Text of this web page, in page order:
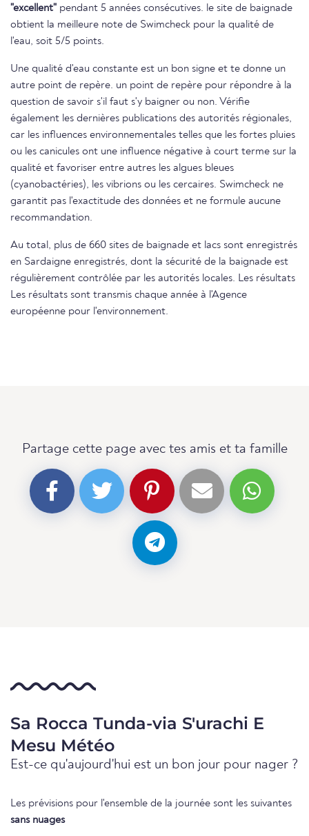
"excellent" pendant 5 années consécutives. le site de baignade
obtient la meilleure note de Swimcheck pour la qualité de
l'eau, soit 5/5 points.
Une qualité d'eau constante est un bon signe et te donne un
autre point de repère. un point de repère pour répondre à la
question de savoir s'il faut s'y baigner ou non. Vérifie
également les dernières publications des autorités régionales,
car les influences environnementales telles que les fortes pluies
ou les canicules ont une influence négative à court terme sur la
qualité et favoriser entre autres les algues bleues
(cyanobactéries), les vibrions ou les cercaires. Swimcheck ne
garantit pas l'exactitude des données et ne formule aucune
recommandation.
Au total, plus de 660 sites de baignade et lacs sont enregistrés
en Sardaigne enregistrés, dont la sécurité de la baignade est
régulièrement contrôlée par les autorités locales. Les résultats
Les résultats sont transmis chaque année à l'Agence
européenne pour l'environnement.
Partage cette page avec tes amis et ta famille
Sa Rocca Tunda-via S'urachi E
Mesu Météo
Est-ce qu'aujourd'hui est un bon jour pour nager ?
Les prévisions pour l'ensemble de la journée sont les suivantes
sans nuages